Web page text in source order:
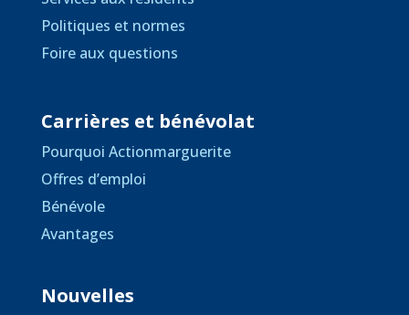
Politiques et normes
Foire aux questions
Carrières et bénévolat
Pourquoi Actionmarguerite
Offres d’emploi
Bénévole
Avantages
Nouvelles